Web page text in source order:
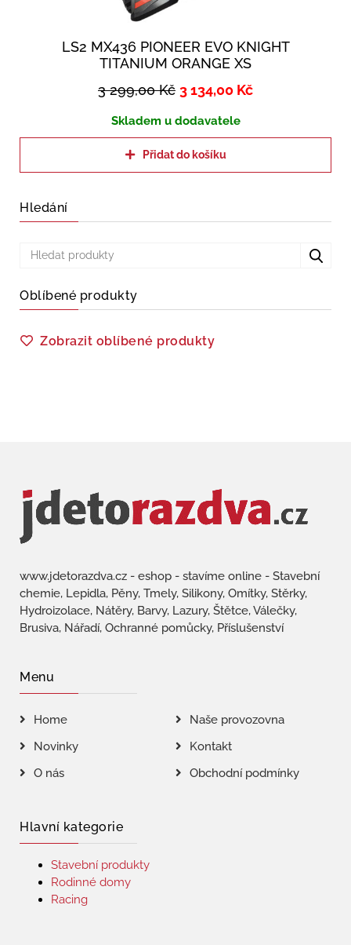
LS2 MX436 PIONEER EVO KNIGHT
TITANIUM ORANGE XS
3 299,00Kč 3 134,00 Kč
Skladem u dodavatele
Přidat do košíku
Hledání
Oblíbené produkty
Zobrazit oblíbené produkty
www.jdetorazdva.cz - eshop - stavíme online - Stavební
chemie, Lepidla, Pěny, Tmely, Silikony, Omítky, Stěrky,
Hydroizolace, Nátěry, Barvy, Lazury, Štětce, Válečky,
Brusiva, Nářadí, Ochranné pomůcky, Příslušenství
Menu
Home
Naše provozovna
Novinky
Kontakt
O nás
Obchodní podmínky
Hlavní kategorie
Stavební produkty
Rodinné domy
Racing